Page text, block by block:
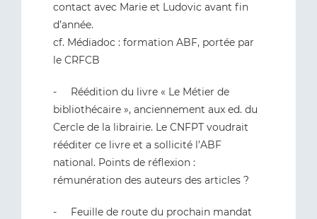
contact avec Marie et Ludovic avant fin
d’année.
cf. Médiadoc : formation ABF, portée par
le CRFCB
- Réédition du livre « Le Métier de
bibliothécaire », anciennement aux ed. du
Cercle de la librairie. Le CNFPT voudrait
rééditer ce livre et a sollicité l’ABF
national. Points de réflexion :
rémunération des auteurs des articles ?
- Feuille de route du prochain mandat